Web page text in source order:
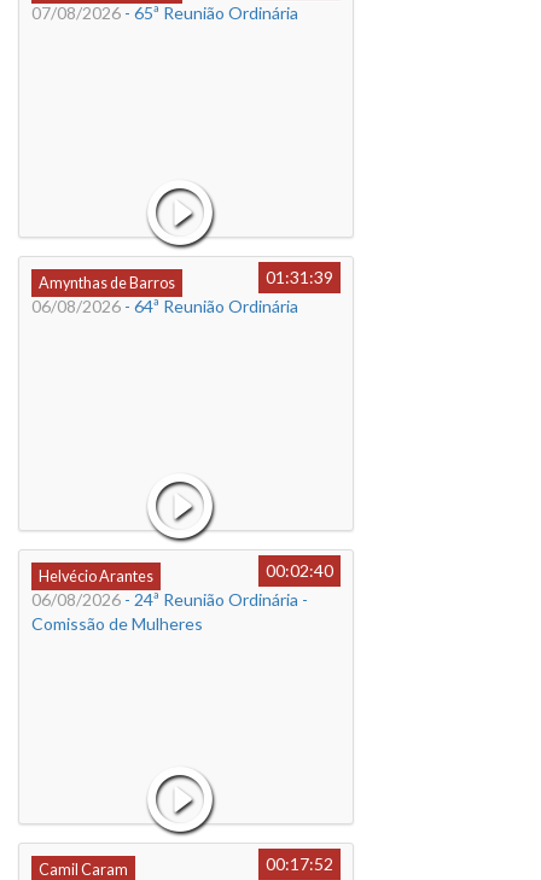
07/08/2026 - 65ª Reunião Ordinária
Amynthas de Barros
01:31:39
06/08/2026 - 64ª Reunião Ordinária
Helvécio Arantes
00:02:40
06/08/2026 - 24ª Reunião Ordinária -
Comissão de Mulheres
Camil Caram
00:17:52